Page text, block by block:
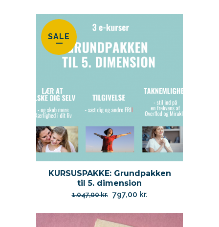
SALE
KURSUSPAKKE: Grundpakken
til 5. dimension
1.047,00kr. Den
pris
797,00 kr.Den